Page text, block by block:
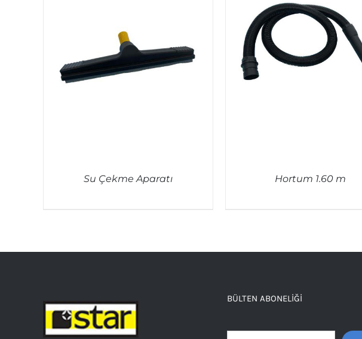
Su Çekme Aparatı Hortum 1.60 m
BÜLTEN ABONELIĞI